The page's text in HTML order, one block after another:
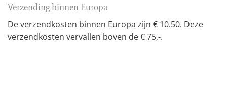
Verzending binnen Europa
De verzendkosten binnen Europa zijn € 10.50. Deze
verzendkosten vervallen boven de € 75,-.